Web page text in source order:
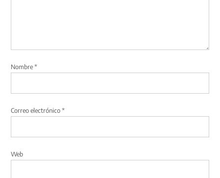
Nombre*
Correo electrónico*
Web